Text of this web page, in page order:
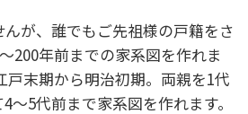
が、誰でもご先祖様の戸籍をさ
200年前までの家系図を作れま
戸末期から明治初期。両親を1代
～5代前まで家系図を作れます。